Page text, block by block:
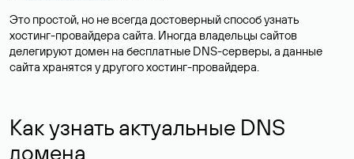
Это простой, но не всегда достоверный способ узнать
хостинг-провайдера сайта. Иногда владельцы сайтов
делегируют домен на бесплатные DNS-серверы, а данные
сайта хранятся у другого хостинг-провайдера.
Как узнать актуальные DNS
домена